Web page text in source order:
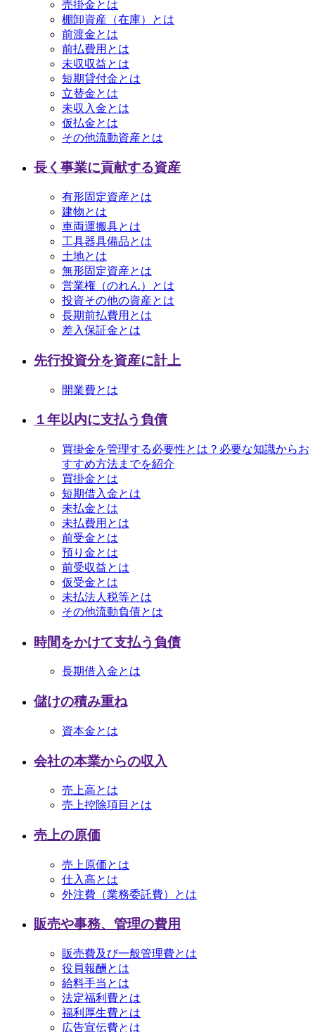
売掛金とは
棚卸資産（在庫）とは
前渡金とは
前払費用とは
未収収益とは
短期貸付金とは
立替金とは
未収入金とは
仮払金とは
その他流動資産とは
長く事業に貢献する資産
有形固定資産とは
建物とは
車両運搬具とは
工具器具備品とは
土地とは
無形固定資産とは
営業権（のれん）とは
投資その他の資産とは
長期前払費用とは
差入保証金とは
先行投資分を資産に計上
開業費とは
１年以内に支払う負債
買掛金を管理する必要性とは？必要な知識からお
すすめ方法までを紹介
買掛金とは
短期借入金とは
未払金とは
未払費用とは
前受金とは
預り金とは
前受収益とは
仮受金とは
未払法人税等とは
その他流動負債とは
時間をかけて支払う負債
長期借入金とは
儲けの積み重ね
資本金とは
会社の本業からの収入
売上高とは
売上控除項目とは
売上の原価
売上原価とは
仕入高とは
外注費（業務委託費）とは
販売や事務、管理の費用
販売費及び一般管理費とは
役員報酬とは
給料手当とは
法定福利費とは
福利厚生費とは
広告宣伝費とは